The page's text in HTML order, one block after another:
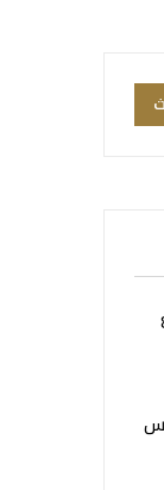
السبت 8